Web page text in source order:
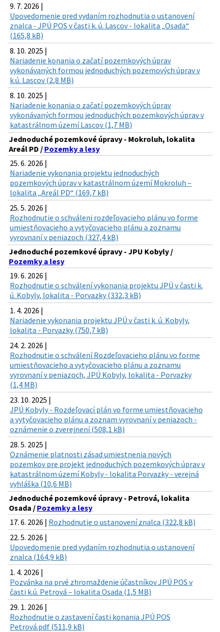
9. 7. 2026 |
Upovedomenie pred vydaním rozhodnutia o ustanovení
znalca - JPÚ POS v časti k. ú. Lascov - lokalita „Osada“
(165,8 kB)
8. 10. 2025 |
Nariadenie konania o začatí pozemkových úprav
vykonávaných formou jednoduchých pozemových úprav v
k.ú. Lascov (2,8 MB)
8. 10. 2025 |
Nariadenie konania o začatí pozemkových úprav
vykonávaných formou jednoduchých pozemkových úprav v
katastrálnom území Lascov (1,7 MB)
Jednoduché pozemkové úpravy - Mokroluh, lokalita
Areál PD / Pozemky a lesy
25. 6. 2026 |
Nariadenie vykonania projektu jednoduchých
pozemkových úprav v katastrálnom území Mokroluh –
lokalita „Areál PD“ (169,7 kB)
25. 5. 2026 |
Rozhodnutie o schváleni rozdeľovacieho plánu vo forme
umiestňovacieho a vytyčovacieho plánu a zoznamu
vyrovnaní v peniazoch (327,4 kB)
Jednoduché pozemkové úpravy - JPU Kobyly /
Pozemky a lesy
19. 6. 2026 |
Rozhodnutie o schválení vykonania projektu JPÚ v časti k.
ú. Kobyly, lokalita - Porvazky (332,3 kB)
1. 4. 2026 |
Nariadenie vykonania projektu JPÚ v časti k. ú. Kobyly,
lokalita - Porvazky (750,7 kB)
24. 2. 2026 |
Rozhodnutie o schválení Rozdeľovacieho plánu vo forme
umiestňovacieho a vytyčovacieho plánu a zoznamu
vyrovnaní v peniazoch, JPÚ Kobyly, lokalita - Porvazky
(1,4 MB)
23. 10. 2025 |
JPÚ Kobyly - Rozdeľovací plán vo forme umiestňovacieho
a vytyčovacieho plánu a zoznam vyrovnaní v peniazoch -
oznámenie o zverejnení (508,1 kB)
28. 5. 2025 |
Oznámenie platnosti zásad umiestnenia nových
pozemkov pre projekt jednoduchých pozemkových úprav v
katastrálnom území Kobyly - lokalita Porvazky - verejná
vyhláška (10,6 MB)
Jednoduché pozemkové úpravy - Petrová, lokalita
Osada / Pozemky a lesy
17. 6. 2026 | Rozhodnutie o ustanovení znalca (322,8 kB)
22. 5. 2026 |
Upovedomenie pred vydaním rozhodnutia o ustanovení
znalca (164,9 kB)
1. 4. 2026 |
Pozvánka na prvé zhromaždenie účastníkov JPÚ POS v
časti k.ú. Petrová – lokalita Osada (1,5 MB)
29. 1. 2026 |
Rozhodnutie o zastavení časti konania JPÚ POS
Petrová.pdf (511,9 kB)